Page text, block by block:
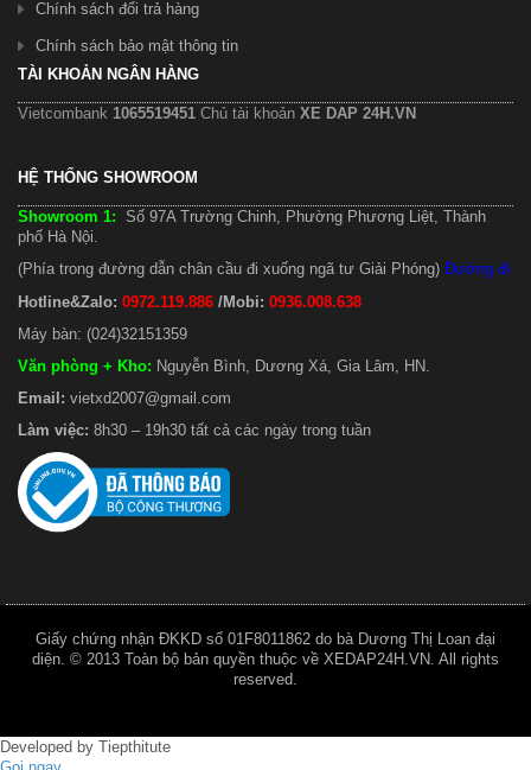
Chính sách đổi trả hàng
Chính sách bảo mật thông tin
TÀI KHOẢN NGÂN HÀNG
Vietcombank 1065519451 Chủ tài khoản XE DAP 24H.VN
HỆ THỐNG SHOWROOM
Showroom 1: Số 97A Trường Chinh, Phường Phương Liệt, Thành
phố Hà Nội.
(Phía trong đường dẫn chân cầu đi xuống ngã tư Giải Phóng) Đường đi
Hotline&Zalo: 0972.119.886 /Mobi: 0936.008.638
Máy bàn: (024)32151359
Văn phòng + Kho: Nguyễn Bình, Dương Xá, Gia Lâm, HN.
Email: vietxd2007@gmail.com
Làm việc: 8h30 – 19h30 tất cả các ngày trong tuần
Giấy chứng nhận ĐKKD số 01F8011862 do bà Dương Thị Loan đại
diện. © 2013 Toàn bộ bản quyền thuộc về XEDAP24H.VN. All rights
reserved.
Developed by Tiepthitute